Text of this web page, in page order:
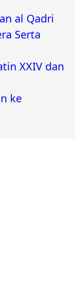
al Qadri
Serta
XXIV dan
ke